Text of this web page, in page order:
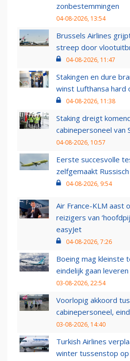
zonbestemmingen
04-08-2026, 13:54
Brussels Airlines
streep door
04-08-2026, 11:47
Stakingen en dure
winst Lufthansa hard
04-08-2026, 11:38
Staking dreigt
cabinepersoneel van
04-08-2026, 10:57
Eerste succesvolle
zelfgemaakt
04-08-2026, 9:54
Air France-KLM aast
reizigers van
easyJet
04-08-2026, 7:26
Boeing mag kleinste
eindelijk gaan leveren
03-08-2026, 22:54
Voorlopig akkoord
cabinepersoneel,
03-08-2026, 14:40
Turkish Airlines
winter tussenstop